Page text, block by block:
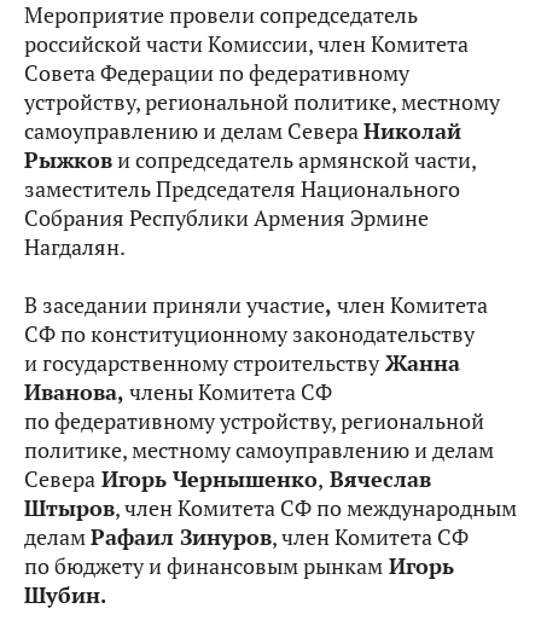
Мероприятие провели сопредседатель
российской части Комиссии, член Комитета
Совета Федерации по федеративному
устройству, региональной политике, местному
самоуправлению и делам СевераНиколай
Рыжкови сопредседатель армянской части,
заместитель Председателя Национального
Собрания Республики Армения Эрмине
Нагдалян.
В заседании приняли участие, член Комитета
СФ по конституционному законодательству
и государственному строительствуЖанна
Иванова, члены Комитета СФ
по федеративному устройству, региональной
политике, местному самоуправлению и делам
Севера Игорь Чернышенко, Вячеслав
Штыров,член Комитета СФ по международным
деламРафаил Зинуров, член Комитета СФ
по бюджету и финансовым рынкам Игорь
Шубин.